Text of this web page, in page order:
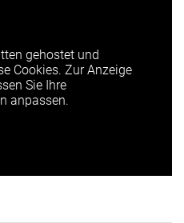
gehostet und
Cookies. Zur Anzeige
Sie Ihre
anpassen.